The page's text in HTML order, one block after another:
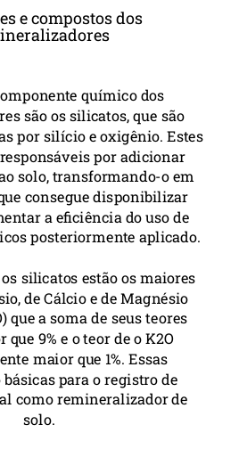
e compostos dos
químico dos
são os silicatos, que são
por silício e oxigênio. Estes
por adicionar
solo, transformando-o em
consegue disponibilizar
a eficiência do uso de
posteriormente aplicado.
silicatos estão os maiores
de Cálcio e de Magnésio
que a soma de seus teores
9% e o teor de o K2O
maior que 1%. Essas
para o registro de
como remineralizador de
solo.